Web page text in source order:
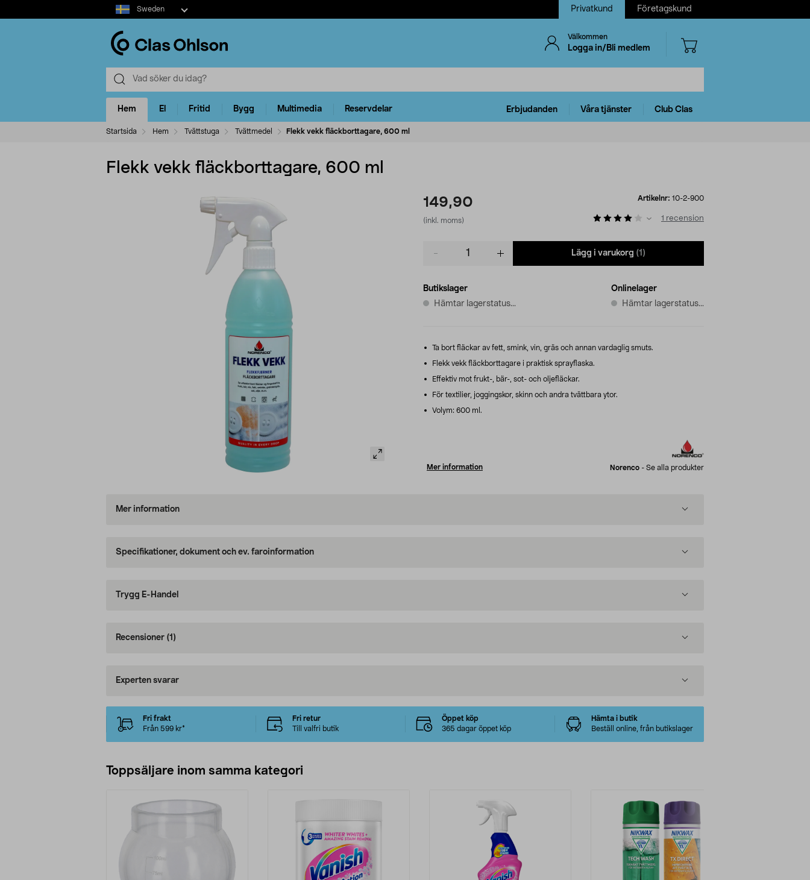
Select
market
Sweden Privatkund Företagskund
Välkommen
Logga in/Bli medlem
Hem El Fritid Bygg Multimedia Reservdelar Erbjudanden Våra tjänster Club Clas
Startsida Hem Tvättstuga Tvättmedel Flekk vekk fläckborttagare, 600 ml
Flekk vekk fläckborttagare, 600 ml
149,90
(inkl. moms)
Artikelnr: 10-2-900
1 recension
Lägg i varukorg (1)
Butikslager
Hämtar lagerstatus...
Onlinelager
Hämtar lagerstatus...
Ta bort fläckar av fett, smink, vin, gräs och annan vardaglig smuts.
Flekk vekk fläckborttagare i praktisk sprayflaska.
Effektiv mot frukt-, bär-, sot- och oljefläckar.
För textilier, joggingskor, skinn och andra tvättbara ytor.
Volym: 600 ml.
Mer information Norenco - Se alla produkter
Mer information
Specifikationer, dokument och ev. faroinformation
Trygg E-Handel
Recensioner (1)
Experten svarar
Fri frakt
Från 599 kr*
Fri retur
Till valfri butik
Öppet köp
365 dagar öppet köp
Hämta i butik
Beställ online, från butikslager
Toppsäljare inom samma kategori